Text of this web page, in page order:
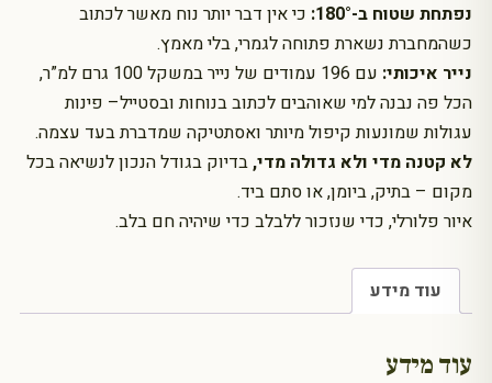
נפתחת שטוח ב-180°:
כי אין דבר יותר נוח מאשר לכתוב
כשהמחברת נשארת פתוחה לגמרי, בלי מאמץ.
נייר איכותי:
עם 196 עמודים של נייר במשקל 100 גרם למ”ר,
הכל פה נבנה למי שאוהבים לכתוב בנוחות ובסטייל– פינות
עגולות שמונעות קיפול מיותר ואסתטיקה שמדברת בעד עצמה.
לא קטנה מדי ולא גדולה מדי,בדיוק בגודל הנכון לנשיאה בכל
מקום – בתיק, ביומן, או סתם ביד.
איור פלורלי, כדי שנזכור ללבלב כדי שיהיה חם בלב.
עוד מידע
עוד מידע